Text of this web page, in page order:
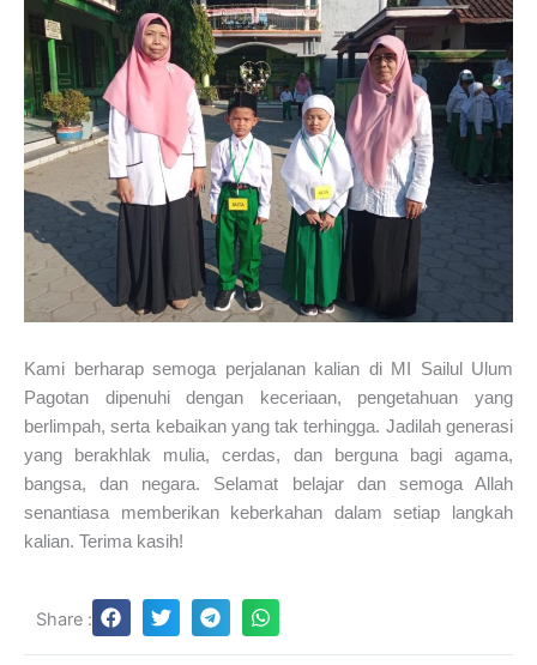
Kami berharap semoga perjalanan kalian di MI Sailul Ulum
Pagotan dipenuhi dengan keceriaan, pengetahuan yang
berlimpah, serta kebaikan yang tak terhingga. Jadilah generasi
yang berakhlak mulia, cerdas, dan berguna bagi agama,
bangsa, dan negara. Selamat belajar dan semoga Allah
senantiasa memberikan keberkahan dalam setiap langkah
kalian. Terima kasih!
Share :